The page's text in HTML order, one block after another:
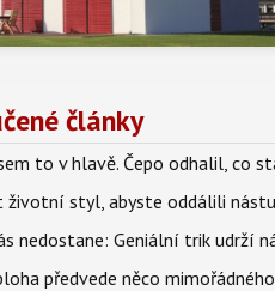
články
to v hlavě. Čepo odhalil, co
životní styl, abyste oddálili
nedostane: Geniální trik udrží
předvede něco